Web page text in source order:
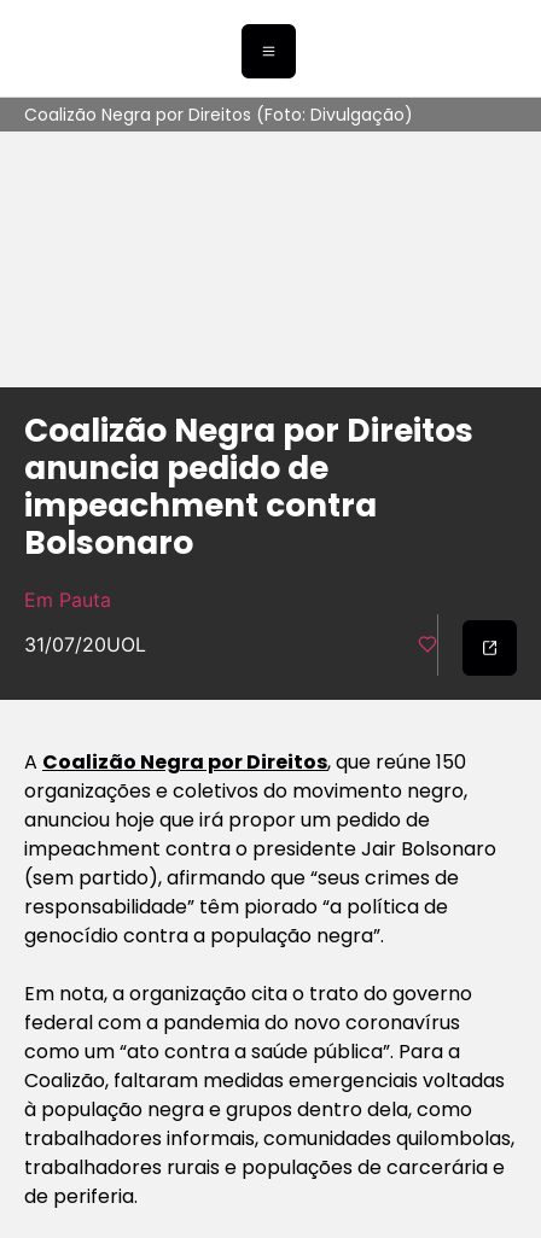
Coalizão Negra por Direitos (Foto: Divulgação)
Coalizão Negra por Direitos
anuncia pedido de
impeachment contra
Bolsonaro
Em Pauta
31/07/20UOL
A Coalizão Negra por Direitos, que reúne 150
organizações e coletivos do movimento negro,
anunciou hoje que irá propor um pedido de
impeachment contra o presidente Jair Bolsonaro
(sem partido), afirmando que “seus crimes de
responsabilidade” têm piorado “a política de
genocídio contra a população negra”.
Em nota, a organização cita o trato do governo
federal com a pandemia do novo coronavírus
como um “ato contra a saúde pública”. Para a
Coalizão, faltaram medidas emergenciais voltadas
à população negra e grupos dentro dela, como
trabalhadores informais, comunidades quilombolas,
trabalhadores rurais e populações de carcerária e
de periferia.